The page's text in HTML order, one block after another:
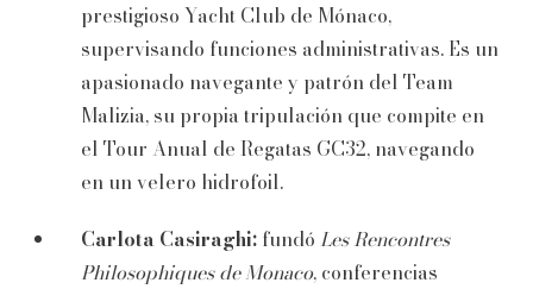
prestigioso Yacht Club de Mónaco,
supervisando funciones administrativas. Es un
apasionado navegante y patrón del Team
Malizia, su propia tripulación que compite en
el Tour Anual de Regatas GC32, navegando
en un velero hidrofoil.
Carlota Casiraghi: fundó Les Rencontres
Philosophiques de Monaco, conferencias